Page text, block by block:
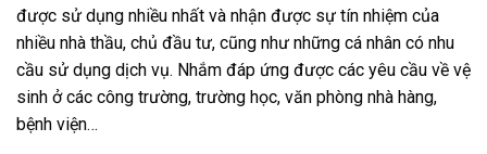
được sử dụng nhiều nhất và nhận được sự tín nhiệm của
nhiều nhà thầu, chủ đầu tư, cũng như những cá nhân có nhu
cầu sử dụng dịch vụ. Nhắm đáp ứng được các yêu cầu về vệ
sinh ở các công trường, trường học, văn phòng nhà hàng,
bệnh viện…